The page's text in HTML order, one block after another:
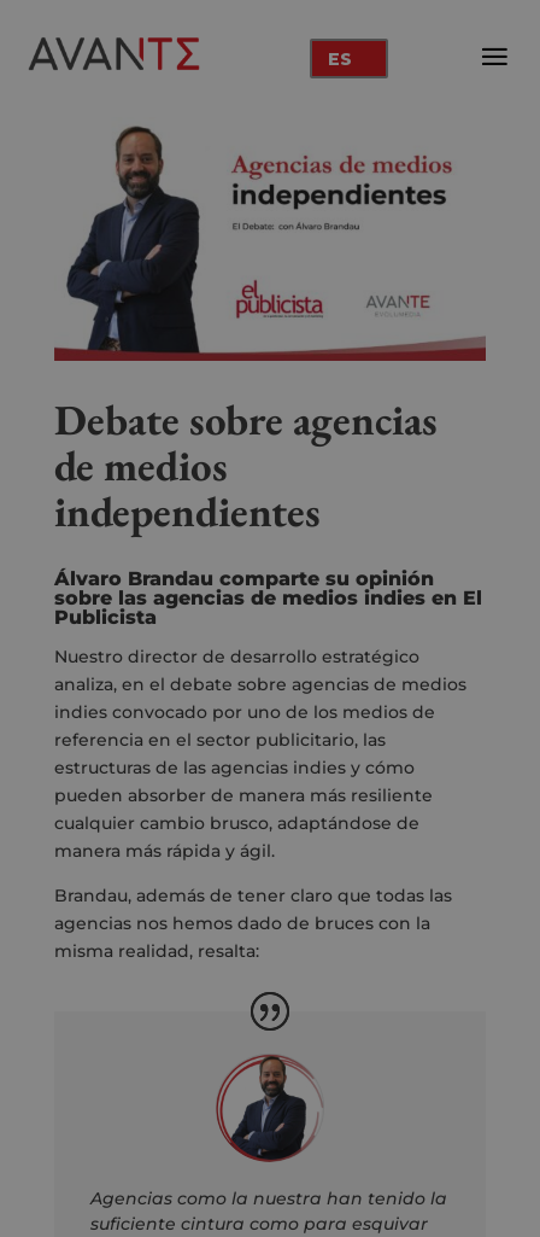
ES
Debate sobre agencias
de medios
independientes
Álvaro Brandau comparte su opinión
sobre las agencias de medios indies en El
Publicista
Nuestro director de desarrollo estratégico
analiza, en el debate sobre agencias de medios
indies convocado por uno de los medios de
referencia en el sector publicitario, las
estructuras de las agencias indies y cómo
pueden absorber de manera más resiliente
cualquier cambio brusco, adaptándose de
manera más rápida y ágil.
Brandau, además de tener claro que todas las
agencias nos hemos dado de bruces con la
misma realidad, resalta:
Agencias como la nuestra han tenido la
suficiente cintura como para esquivar